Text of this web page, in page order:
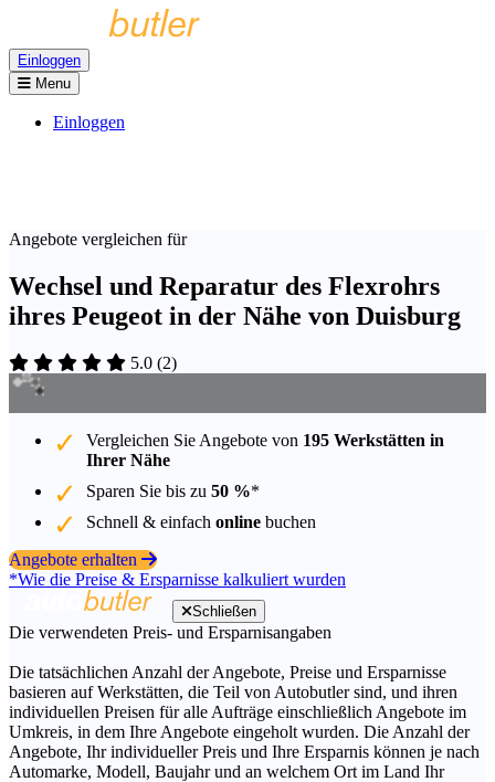
Einloggen
Menu
Einloggen
Angebote vergleichen für
Wechsel und Reparatur des Flexrohrs
ihres Peugeot in der Nähe von Duisburg
5.0 (2)
Vergleichen Sie Angebote von 195 Werkstätten in
Ihrer Nähe
Sparen Sie bis zu 50 %*
Schnell & einfach online buchen
Angebote erhalten
*Wie die Preise & Ersparnisse kalkuliert wurden
Schließen
Die verwendeten Preis- und Ersparnisangaben
Die tatsächlichen Anzahl der Angebote, Preise und Ersparnisse
basieren auf Werkstätten, die Teil von Autobutler sind, und ihren
individuellen Preisen für alle Aufträge einschließlich Angebote im
Umkreis, in dem Ihre Angebote eingeholt wurden. Die Anzahl der
Angebote, Ihr individueller Preis und Ihre Ersparnis können je nach
Automarke, Modell, Baujahr und an welchem Ort im Land Ihr